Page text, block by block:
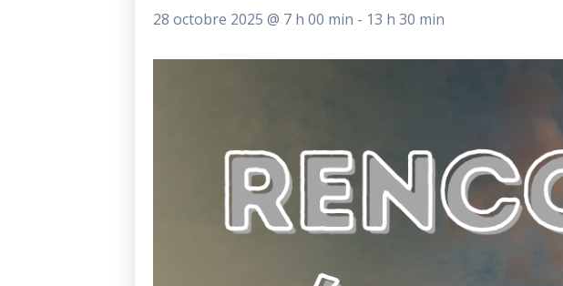
28 octobre 2025 @ 7 h 00 min - 13 h 30 min